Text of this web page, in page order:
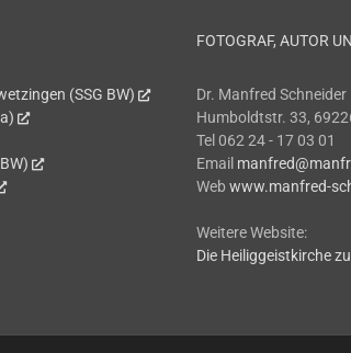
(SSG BW)
FOTOGRAF, AUTOR
Dr. Manfred Schneider
Humboldtstr. 33,
Tel 062 24 - 17 03 01
Email
Webwww.manfred-
Weitere Website:
Die Heiliggeistkirche